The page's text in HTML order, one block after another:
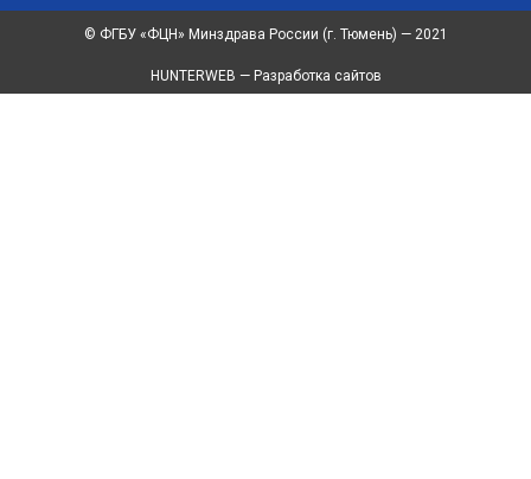
© ФГБУ «ФЦН» Минздрава России (г. Тюмень) — 2021
HUNTERWEB — Разработка сайтов